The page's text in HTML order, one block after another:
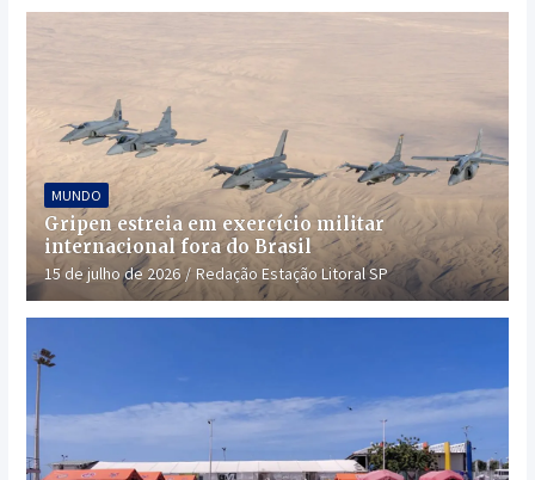
MUNDO
Gripen estreia em exercício militar
internacional fora do Brasil
15 de julho de 2026 Redação Estação Litoral SP